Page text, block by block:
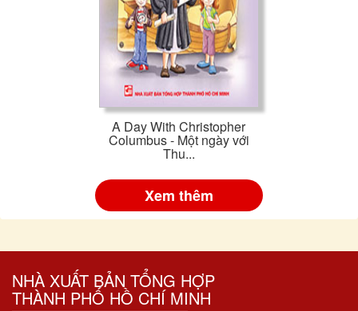
A Day With Christopher
Columbus - Một ngày với
Thu...
Xem thêm
NHÀ XUẤT BẢN TỔNG HỢP
THÀNH PHỐ HỒ CHÍ MINH